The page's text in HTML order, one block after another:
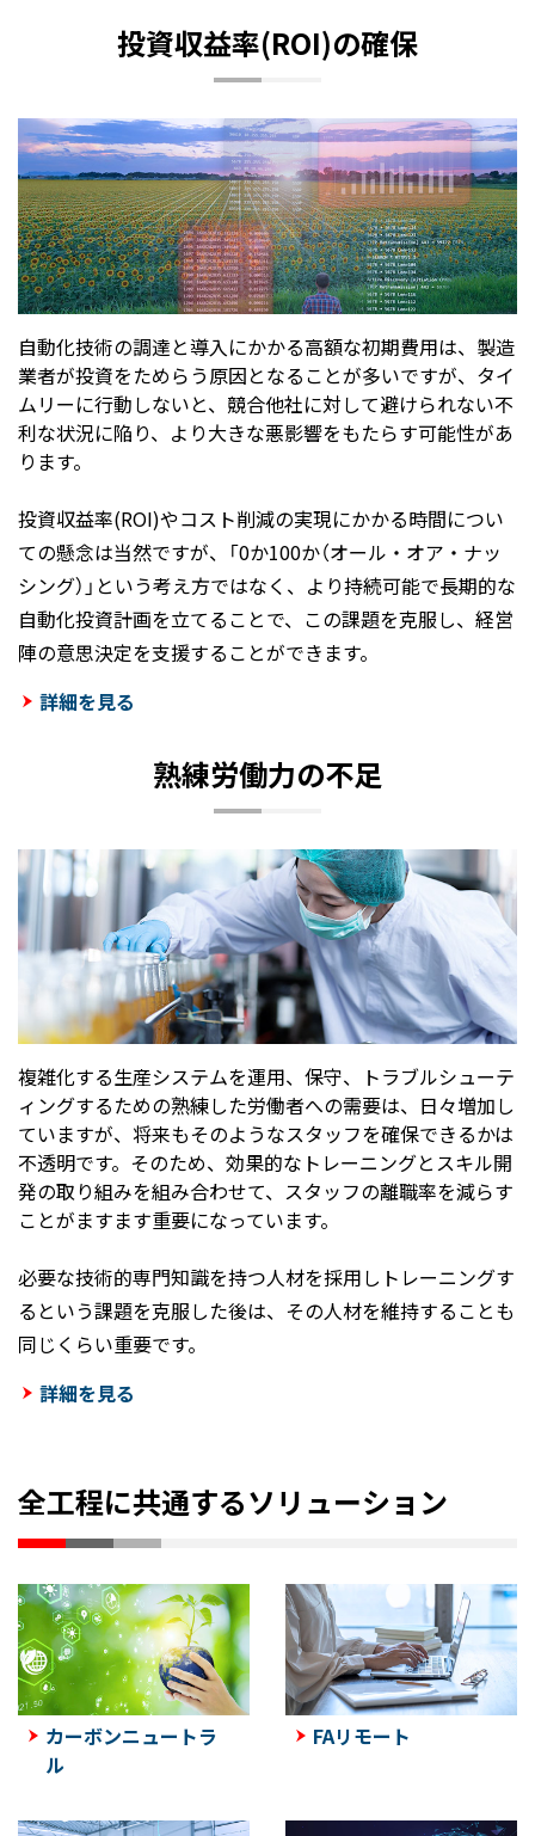
投資収益率(ROI)の確保
自動化技術の調達と導入にかかる高額な初期費用は、製造
業者が投資をためらう原因となることが多いですが、タイ
ムリーに行動しないと、競合他社に対して避けられない不
利な状況に陥り、より大きな悪影響をもたらす可能性があ
ります。
投資収益率(ROI)やコスト削減の実現にかかる時間につい
ての懸念は当然ですが、「0か100か（オール・オア・ナッ
シング）」という考え方ではなく、より持続可能で長期的な
自動化投資計画を立てることで、この課題を克服し、経営
陣の意思決定を支援することができます。
詳細を見る
熟練労働力の不足
複雑化する生産システムを運用、保守、トラブルシューテ
ィングするための熟練した労働者への需要は、日々増加し
ていますが、将来もそのようなスタッフを確保できるかは
不透明です。そのため、効果的なトレーニングとスキル開
発の取り組みを組み合わせて、スタッフの離職率を減らす
ことがますます重要になっています。
必要な技術的専門知識を持つ人材を採用しトレーニングす
るという課題を克服した後は、その人材を維持することも
同じくらい重要です。
詳細を見る
全工程に共通するソリューション
カーボンニュートラ
ル
FAリモート